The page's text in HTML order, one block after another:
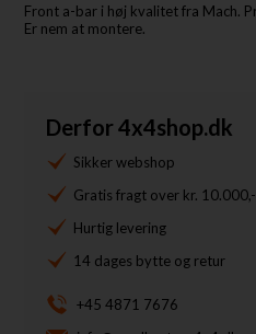
Front a-bar i høj kvalitet fra Mach.
Er nem at montere.
Derfor 4x4shop.dk
Sikker webshop
Gratis fragt over kr. 10.000,-
Hurtig levering
14 dages bytte og retur
+45 4871 7676